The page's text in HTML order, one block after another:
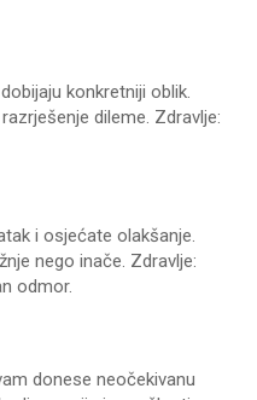
konkretniji oblik.
dileme. Zdravlje:
i osjećate olakšanje.
nego inače. Zdravlje:
odmor.
donese neočekivanu